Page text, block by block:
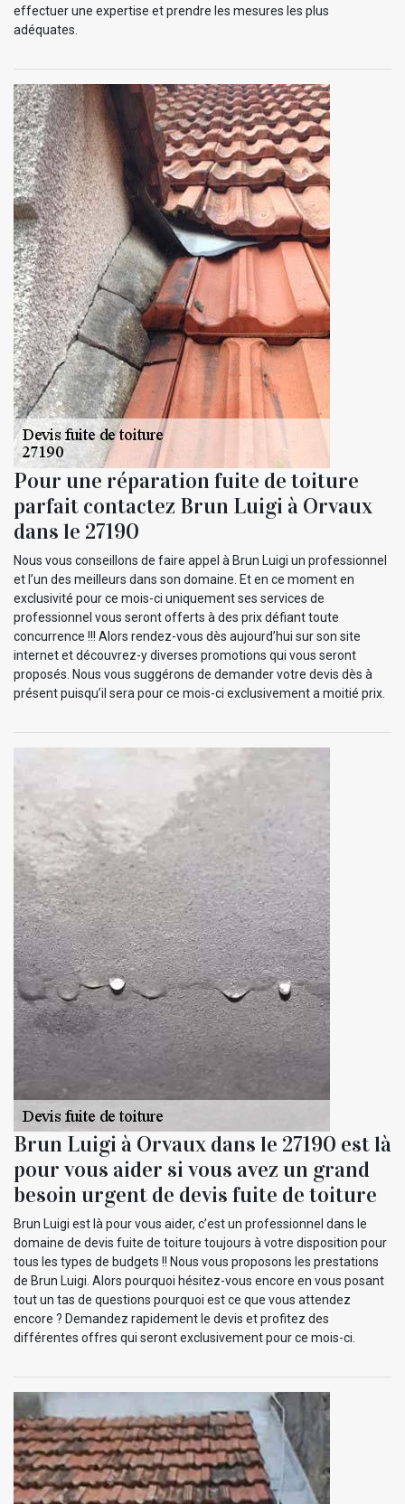
effectuer une expertise et prendre les mesures les plus
adéquates.
Pour une réparation fuite de toiture
parfait contactez Brun Luigi à Orvaux
dans le 27190
Nous vous conseillons de faire appel à Brun Luigi un professionnel
et l’un des meilleurs dans son domaine. Et en ce moment en
exclusivité pour ce mois-ci uniquement ses services de
professionnel vous seront offerts à des prix défiant toute
concurrence !!! Alors rendez-vous dès aujourd’hui sur son site
internet et découvrez-y diverses promotions qui vous seront
proposés. Nous vous suggérons de demander votre devis dès à
présent puisqu’il sera pour ce mois-ci exclusivement a moitié prix.
Brun Luigi à Orvaux dans le 27190 est là
pour vous aider si vous avez un grand
besoin urgent de devis fuite de toiture
Brun Luigi est là pour vous aider, c’est un professionnel dans le
domaine de devis fuite de toiture toujours à votre disposition pour
tous les types de budgets !! Nous vous proposons les prestations
de Brun Luigi. Alors pourquoi hésitez-vous encore en vous posant
tout un tas de questions pourquoi est ce que vous attendez
encore ? Demandez rapidement le devis et profitez des
différentes offres qui seront exclusivement pour ce mois-ci.